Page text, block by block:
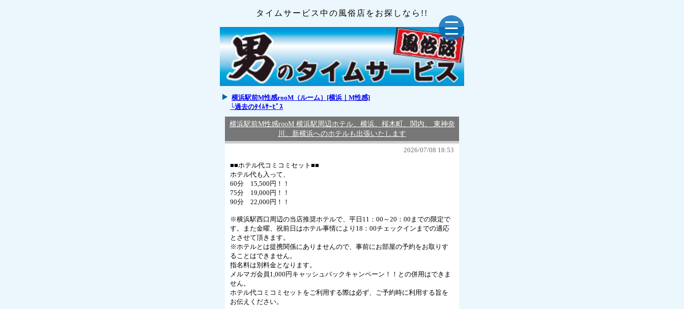
タイムサービス中の風俗店をお探しなら!!
横浜駅前M性感rooM（ルーム）[横浜｜M性感]
└過去のﾀｲﾑｻｰﾋﾞｽ
横浜駅前M性感rooM 横浜駅周辺ホテル、横浜、桜木町、関内、 東神奈
川、新横浜へのホテルも出張いたします
2026/07/08 18:53
■■ホテル代コミコミセット■■
ホテル代も入って、
60分 15,500円！！
75分 19,000円！！
90分 22,000円！！
※横浜駅西口周辺の当店推奨ホテルで、平日11：00～20：00までの限定で
す。また金曜、祝前日はホテル事情により18：00チェックインまでの適応
とさせて頂きます。
※ホテルとは提携関係にありませんので、事前にお部屋の予約をお取りす
ることはできません。
指名料は別料金となります。
メルマガ会員1,000円キャッシュバックキャンペーン！！との併用はできま
せん。
ホテル代コミコミセットをご利用する際は必ず、ご予約時に利用する旨を
お伝えください。